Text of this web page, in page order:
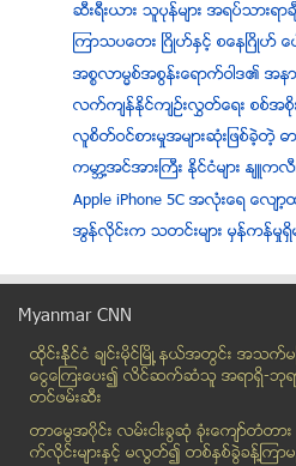
ဆီးရီးယား သူပုန္မ်ား အရပ္သား
ၾကာသပေတး ၿဂိဳဟ္ႏွင့္ စေနၿဂိဳဟ္ ေပ
အစၥလာမၼစ္အစြန္းေရာက္ဝါဒ၏ အ
လက္က်န္ႏိုင္က်ဥ္းလႊတ္ေရး စစ္အ
လူစိတ္ဝင္စားမႈအမ်ားဆုံးျဖစ္ခဲ့တဲ့
ကမာၻ႔အင္အားႀကီး ႏိုင္ငံမ်ား
Apple iPhone 5C အလံုးေရ ေလ်ာ့
အြန္လိုင္းက သတင္းမ်ား မွန္ကန္
ေက်ာက္ျဖဴ အထူးစီးပြားေရးဇုန္တြင္
တင္မိုးလြင္၏ ရန္ကုန္ နည္းပည
အင္းေလး ေဖာင္ေတာ္ဦးဘုရား ဗုဒၶ
ေတာင္ငူၿမိဳ႕ ၁၇ ရပ္ကြက္၊ ကန္လမ္း
ကမၻာႀကီး ဟန္ခ်က္ ပ်က္ဦးမည္ေလ
Myanmar CNN
ထိုင္းနို္င္ငံ ခ်င္းမိုင္ျမိဳ ့နယ္အတြင္း အသက္
ေငြေၾကးေပး၍ လိင္ဆက္ဆံသူ အရာရွိ-ဘုရာ
တင္ဖမ္းဆီး
တာေမြအ၀ိုင္း လမ္းငါးခြဆံု ခံုးေက်ာ္တံတ
က္လိုင္းမ်ားႏွင့္ မလြတ္၍ တစ္ႏွစ္ခြဲခန္႔ၾ